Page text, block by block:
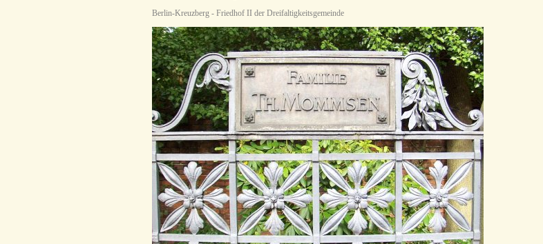
Berlin-Kreuzberg - Friedhof II der Dreifaltigkeitsgemeinde